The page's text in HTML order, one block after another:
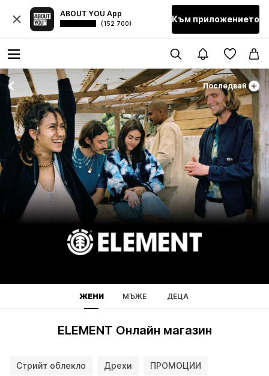
ABOUT YOU App
(152 700) Към приложението
Последвай
ЖЕНИ МЪЖЕ ДЕЦА
ELEMENT Онлайн магазин
Стрийт облекло Дрехи ПРОМОЦИИ